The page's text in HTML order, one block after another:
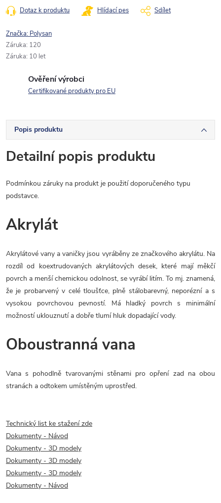
Dotaz k produktu Hlídací pes Sdílet
Značka: Polysan
Záruka: 120
Záruka: 10 let
Ověření výrobci
Certifikované produkty pro EU
Popis produktu
Detailní popis produktu
Podmínkou záruky na produkt je použití doporučeného typu
podstavce.
Akrylát
Akrylátové vany a vaničky jsou vyráběny ze značkového akrylátu. Na
rozdíl od koextrudovaných akrylátových desek, které mají měkčí
povrch a menší chemickou odolnost, se vyrábí litím. To mj. znamená,
že je probarvený v celé tloušťce, plně stálobarevný, neporézní a s
vysokou povrchovou pevností. Má hladký povrch s minimální
možností uklouznutí a dobře tlumí hluk dopadající vody.
Oboustranná vana
Vana s pohodlně tvarovanými stěnami pro opření zad na obou
stranách a odtokem umístěným uprostřed.
Technický list ke stažení zde
Dokumenty - Návod
Dokumenty - 3D modely
Dokumenty - 3D modely
Dokumenty - 3D modely
Dokumenty - Návod